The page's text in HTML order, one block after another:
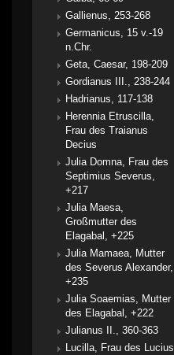
Gallienus, 253-268
Germanicus, 15 v.-19
n.Chr.
Geta, Caesar, 198-209
Gordianus III., 238-244
Hadrianus, 117-138
Herennia Etruscilla,
Frau des Traianus
Decius
Julia Domna, Frau des
Septimius Severus,
+217
Julia Maesa,
Großmutter des
Elagabal, +225
Julia Mamaea, Mutter
des Severus Alexander,
+235
Julia Soaemias, Mutter
des Elagabal, +222
Julianus II., 360-363
Lucilla, Frau des Lucius